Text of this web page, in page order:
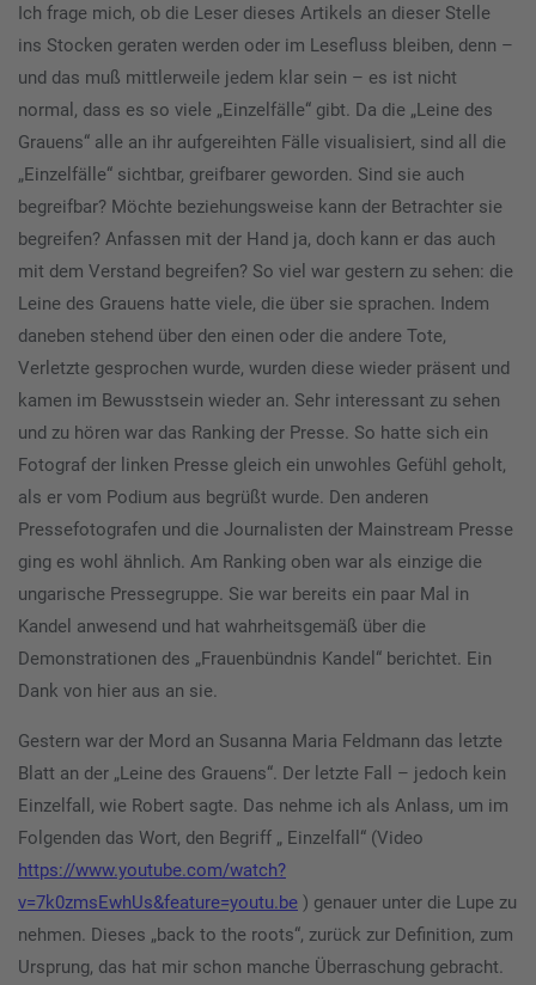
Ich frage mich, ob die Leser dieses Artikels an dieser Stelle
ins Stocken geraten werden oder im Lesefluss bleiben, denn –
und das muß mittlerweile jedem klar sein – es ist nicht
normal, dass es so viele „Einzelfälle“ gibt. Da die „Leine des
Grauens“ alle an ihr aufgereihten Fälle visualisiert, sind all die
„Einzelfälle“ sichtbar, greifbarer geworden. Sind sie auch
begreifbar? Möchte beziehungsweise kann der Betrachter sie
begreifen? Anfassen mit der Hand ja, doch kann er das auch
mit dem Verstand begreifen? So viel war gestern zu sehen: die
Leine des Grauens hatte viele, die über sie sprachen. Indem
daneben stehend über den einen oder die andere Tote,
Verletzte gesprochen wurde, wurden diese wieder präsent und
kamen im Bewusstsein wieder an. Sehr interessant zu sehen
und zu hören war das Ranking der Presse. So hatte sich ein
Fotograf der linken Presse gleich ein unwohles Gefühl geholt,
als er vom Podium aus begrüßt wurde. Den anderen
Pressefotografen und die Journalisten der Mainstream Presse
ging es wohl ähnlich. Am Ranking oben war als einzige die
ungarische Pressegruppe. Sie war bereits ein paar Mal in
Kandel anwesend und hat wahrheitsgemäß über die
Demonstrationen des „Frauenbündnis Kandel“ berichtet. Ein
Dank von hier aus an sie.
Gestern war der Mord an Susanna Maria Feldmann das letzte
Blatt an der „Leine des Grauens“. Der letzte Fall – jedoch kein
Einzelfall, wie Robert sagte. Das nehme ich als Anlass, um im
Folgenden das Wort, den Begriff „ Einzelfall“ (Video
https://www.youtube.com/watch?
v=7k0zmsEwhUs&feature=youtu.be ) genauer unter die Lupe zu
nehmen. Dieses „back to the roots“, zurück zur Definition, zum
Ursprung, das hat mir schon manche Überraschung gebracht.